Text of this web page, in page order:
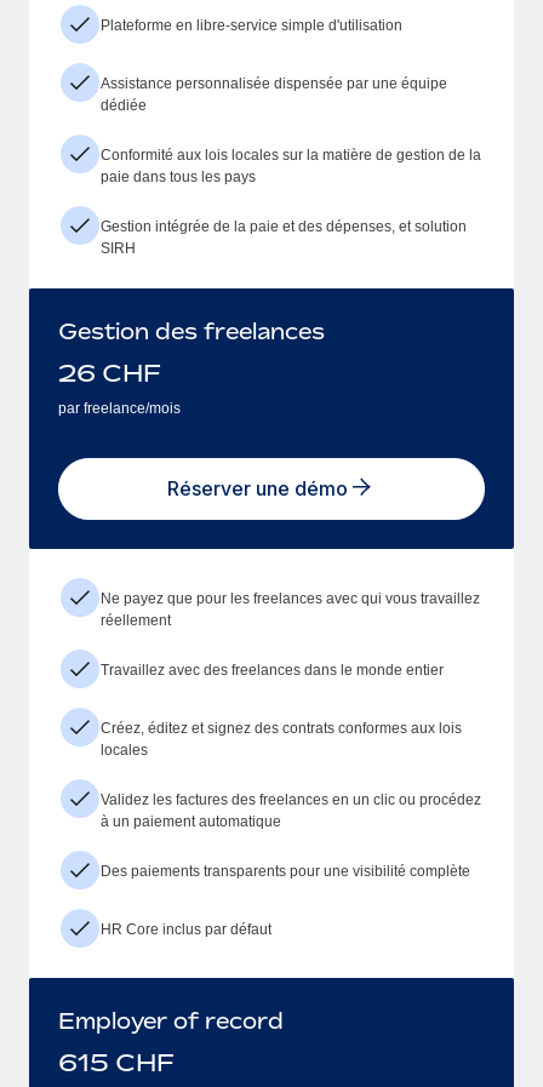
Plateforme en libre-service simple d'utilisation
Assistance personnalisée dispensée par une équipe
dédiée
Conformité aux lois locales sur la matière de gestion de la
paie dans tous les pays
Gestion intégrée de la paie et des dépenses, et solution
SIRH
Gestion des freelances
26 CHF
par freelance/mois
Réserver une démo
Ne payez que pour les freelances avec qui vous travaillez
réellement
Travaillez avec des freelances dans le monde entier
Créez, éditez et signez des contrats conformes aux lois
locales
Validez les factures des freelances en un clic ou procédez
à un paiement automatique
Des paiements transparents pour une visibilité complète
HR Core inclus par défaut
Employer of record
615 CHF